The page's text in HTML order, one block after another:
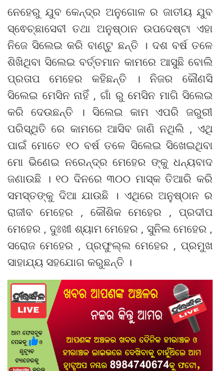
ନେହେରୁ ଯୁବ କେନ୍ଦ୍ର ଅନୁଗୋଳ ର ଜାତୀୟ ଯୁବ
ସ୍ଵେଚ୍ଛାସେବୀ ତଥା ଅନୁଷ୍ଠାନ ଉପଦେଷ୍ଟା ଏହା
ନିଜେ ସିଲେଇ କରି ବାଣ୍ଟୁ ଛନ୍ତି । ଦଶ ବର୍ଷ ତଳେ
ଶିଖିଥିବା ସିଲେଇ ବର୍ତ୍ତମାନ କାମରେ ଆସୁଛି ବୋଲି
ପ୍ରତାପ ମେହେର କହିଛନ୍ତି । ନିଜର କୌଣସି
ସିଲେଇ ମେସିନ ନାହିଁ , ଗାଁ ରୁ ମେସିନ ମାଗି ସିଲେଇ
କରି ଦେଉଛନ୍ତି । ସିଲେଇ କାମ ଏପରି ଜରୁରୀ
ପରିସ୍ଥିତି ରେ କାମରେ ଆସିବ ଜାଣି ନଥିଲି , ଏଥି
ପାଇଁ ମୋତେ ୧୦ ବର୍ଷ ତଳେ ସିଲେଇ ସିଖେଇଥିବା
ମୋ ଭିଣେଇ ନରେନ୍ଦ୍ର ମେହେର ଙ୍କୁ ଧନ୍ୟବାଦ
ଜଣାଉଛି । ୧୦ ଦିନରେ ୩୦୦ ମାସ୍କ ତିଆରି କରି
ସମସ୍ତଙ୍କୁ ଦିଆ ଯାଉଛି । ଏଥିରେ ଅନୁଷ୍ଠାନ ର
ରାଜୀବ ମେହେର , କୌଶିକ ମେହେର , ପ୍ରଦୀପ
ମେହେର , ଦୁଃଖୀ ଶ୍ୟାମ ମେହେର , ସୁନିଲ ମେହେର ,
ସରୋଜ ମେହେର , ପ୍ରଫୁଲ୍ଲ ମେହେର , ପ୍ରମୁଖ
ସାହାଯ୍ୟ ସହଯୋଗ କରୁଛନ୍ତି ।